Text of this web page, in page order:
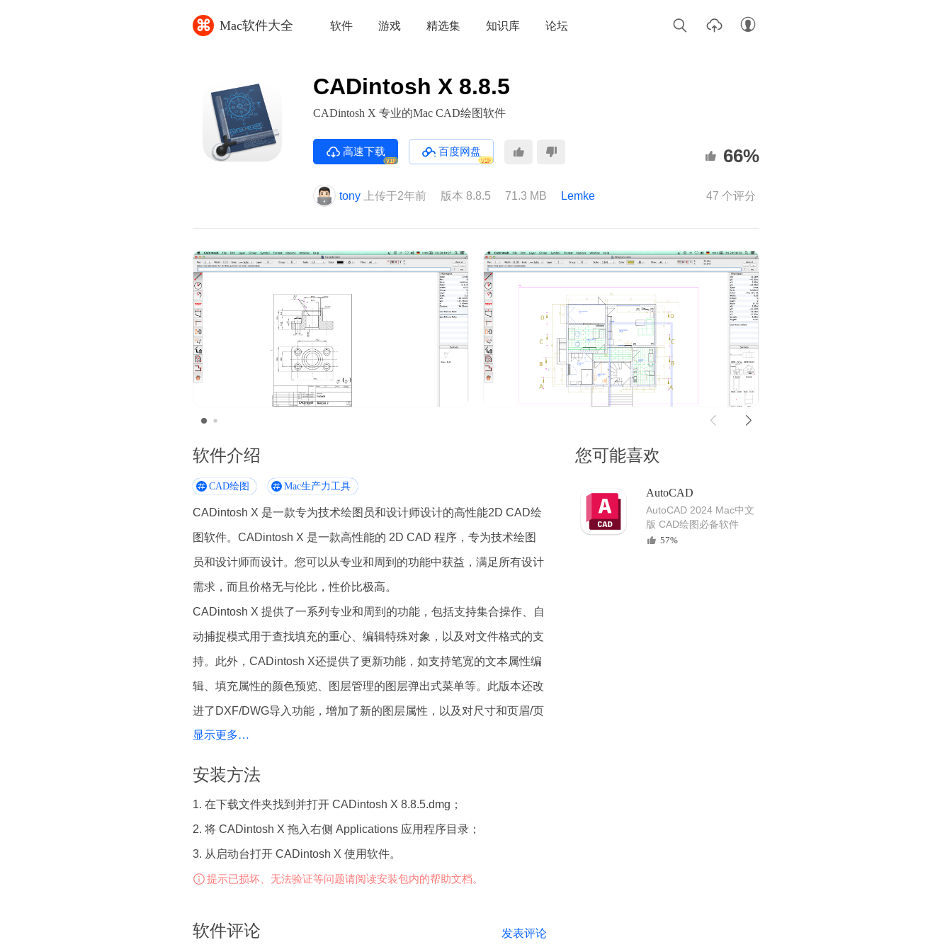
⌘ Mac软件大全 软件 游戏 精选集 知识库 论坛
CADintosh X 8.8.5
CADintosh X 专业的Mac CAD绘图软件
高速下载
VIP
百度网盘
VIP 66%
tony 上传于2年前 版本 8.8.5 71.3 MB Lemke 47 个评分
软件介绍
CAD绘图 Mac生产力工具
CADintosh X 是一款专为技术绘图员和设计师设计的高性能2D CAD绘
图软件。CADintosh X 是一款高性能的 2D CAD 程序，专为技术绘图
员和设计师而设计。您可以从专业和周到的功能中获益，满足所有设计
需求，而且价格无与伦比，性价比极高。
CADintosh X 提供了一系列专业和周到的功能，包括支持集合操作、自
动捕捉模式用于查找填充的重心、编辑特殊对象，以及对文件格式的支
持。此外，CADintosh X还提供了更新功能，如支持笔宽的文本属性编
辑、填充属性的颜色预览、图层管理的图层弹出式菜单等。此版本还改
进了DXF/DWG导入功能，增加了新的图层属性，以及对尺寸和页眉/页
脚的更多支持。CADintosh X在性能和功能方面提供了卓越的价值，同
CADintosh X 8.8.5 的新功能
• 集合：打开集合和替换重复项
• 集合：打开集合并替换现有集合
• 自动捕捉模式找到填充的重心
CADintosh X 8.8.5 更新功能
显示更多…
安装方法
1. 在下载文件夹找到并打开 CADintosh X 8.8.5.dmg；
2. 将 CADintosh X 拖入右侧 Applications 应用程序目录；
3. 从启动台打开 CADintosh X 使用软件。
提示已损坏、无法验证等问题请阅读安装包内的帮助文档。
您可能喜欢
AutoCAD
AutoCAD 2024 Mac中文
版 CAD绘图必备软件
57%
软件评论 发表评论